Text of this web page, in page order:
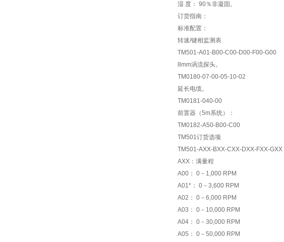
湿 度： 90％非凝固。
订货指南：
标准配置：
转速/键相监测表
TM501-A01-B00-C00-D00-F00-G00
8mm涡流探头。
TM0180-07-00-05-10-02
延长电缆。
TM0181-040-00
前置器（5m系统）：
TM0182-A50-B00-C00
TM501订货选项
TM501-AXX-BXX-CXX-DXX-FXX-GXX
AXX：满量程
A00： 0－1,000 RPM
A01*： 0－3,600 RPM
A02： 0－6,000 RPM
A03： 0－10,000 RPM
A04： 0－30,000 RPM
A05： 0－50,000 RPM